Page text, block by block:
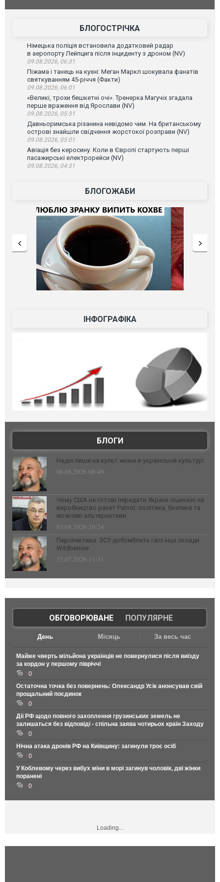
фільму
БЛОГОСТРІЧКА
Німецька поліція встановила додатковий радар
в аеропорту Лейпцига після інциденту з дроном (NV)
09.08.2026, 06:31
Піжама і танець на кухні: Меган Маркл шокувала фанатів
святкуванням 45-річчя (Факти)
09.08.2026, 06:01
«Великі, трохи бешкетні очі». Тренерка Магучіх згадала
перше враження від Ярослави (NV)
09.08.2026, 05:31
Давньоримська різанина невідомо чим. На британському
острові знайшли свідчення жорстокої розправи (NV)
09.08.2026, 05:01
Авіація без керосину. Коли в Європі стартують перші
пасажирські електрорейси (NV)
09.08.2026, 04:31
БЛОГОЖАБИ
ІНФОГРАФІКА
БЛОГИ
Надія лише на культ жінки в українській культурі
06.08.2026 08:49
Чому США не готові передати Україні ліцензію на
виробництво ракет Patriot: політика, безпека та
можливі альтернативи
03.08.2026 20:24
Перспектива: ЗСУ добомблять і всі інші склади
Wildberries
23.07.2026 11:31
ОБГОВОРЮВАНЕ| ПОПУЛЯРНЕ
День Місяць За весь час
Майже чверть мільйона українців не повернулися після виїзду
за кордон у першому півріччі
0
Остаточна точка без повернень: Олександр Усік анонсував свій
прощальний поєдинок
0
Дії РФ щодо повного захоплення грузинських земель не
залишаться без відповіді - спільна заява чотирьох країн Заходу
0
Нічна атака дронів РФ на Київщину: загинули троє осіб
0
У Коблевому через вибух міни в морі загинув чоловік, дві жінки
поранені
0
Loading...